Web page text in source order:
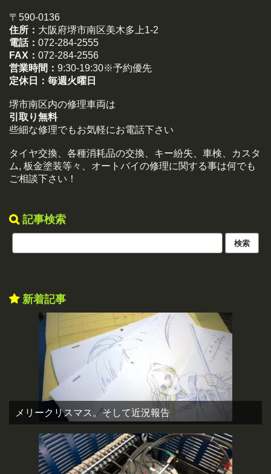
〒590-0136
住所： 大阪府堺市南区美木多上1-2
電話： 072-284-2555
FAX： 072-284-2556
営業時間： 9:30-19:30※予約優先
定休日： 毎週火曜日
堺市南区内の修理車両は
引取り無料
些細な修理でもお気軽にお電話下さい
タイヤ交換、各種消耗品の交換、キー紛失、車検、カスタ
ム, 板金塗装等々、オートバイの修理に関する事は何でも
ご相談下さい！
記事検索
新着記事
メリークリスマス。そして近況報告